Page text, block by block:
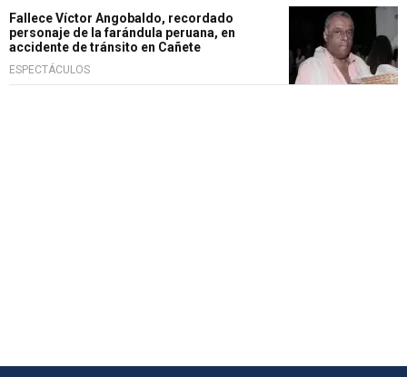
Fallece Víctor Angobaldo, recordado
personaje de la farándula peruana, en
accidente de tránsito en Cañete
ESPECTÁCULOS